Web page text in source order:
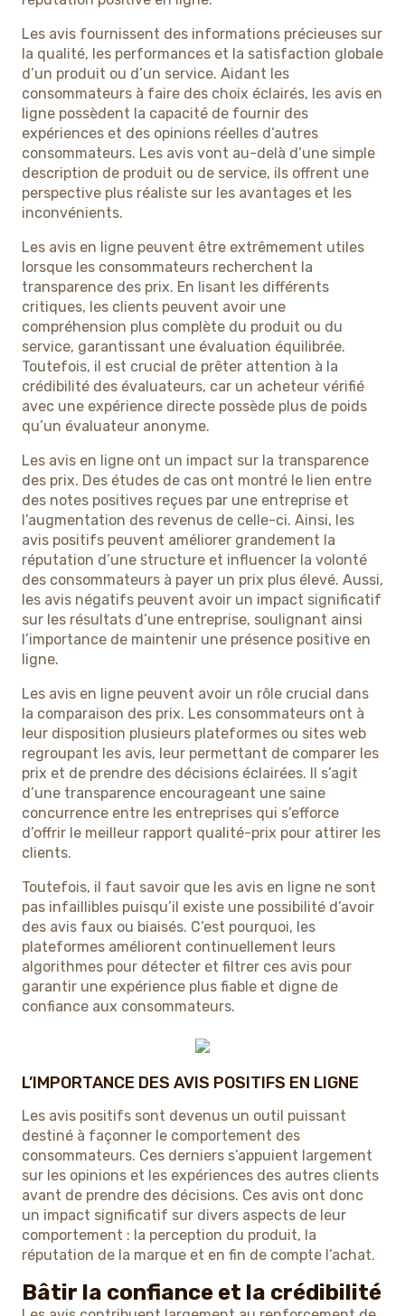
Les avis fournissent des informations précieuses sur
la qualité, les performances et la satisfaction globale
d’un produit ou d’un service. Aidant les
consommateurs à faire des choix éclairés, les avis en
ligne possèdent la capacité de fournir des
expériences et des opinions réelles d’autres
consommateurs. Les avis vont au-delà d’une simple
description de produit ou de service, ils offrent une
perspective plus réaliste sur les avantages et les
inconvénients.
Les avis en ligne peuvent être extrêmement utiles
lorsque les consommateurs recherchent la
transparence des prix. En lisant les différents
critiques, les clients peuvent avoir une
compréhension plus complète du produit ou du
service, garantissant une évaluation équilibrée.
Toutefois, il est crucial de prêter attention à la
crédibilité des évaluateurs, car un acheteur vérifié
avec une expérience directe possède plus de poids
qu’un évaluateur anonyme.
Les avis en ligne ont un impact sur la transparence
des prix. Des études de cas ont montré le lien entre
des notes positives reçues par une entreprise et
l’augmentation des revenus de celle-ci. Ainsi, les
avis positifs peuvent améliorer grandement la
réputation d’une structure et influencer la volonté
des consommateurs à payer un prix plus élevé. Aussi,
les avis négatifs peuvent avoir un impact significatif
sur les résultats d’une entreprise, soulignant ainsi
l’importance de maintenir une présence positive en
ligne.
Les avis en ligne peuvent avoir un rôle crucial dans
la comparaison des prix. Les consommateurs ont à
leur disposition plusieurs plateformes ou sites web
regroupant les avis, leur permettant de comparer les
prix et de prendre des décisions éclairées. Il s’agit
d’une transparence encourageant une saine
concurrence entre les entreprises qui s’efforce
d’offrir le meilleur rapport qualité-prix pour attirer les
clients.
Toutefois, il faut savoir que les avis en ligne ne sont
pas infaillibles puisqu’il existe une possibilité d’avoir
des avis faux ou biaisés. C’est pourquoi, les
plateformes améliorent continuellement leurs
algorithmes pour détecter et filtrer ces avis pour
garantir une expérience plus fiable et digne de
confiance aux consommateurs.
L’IMPORTANCE DES AVIS POSITIFS EN LIGNE
Les avis positifs sont devenus un outil puissant
destiné à façonner le comportement des
consommateurs. Ces derniers s’appuient largement
sur les opinions et les expériences des autres clients
avant de prendre des décisions. Ces avis ont donc
un impact significatif sur divers aspects de leur
comportement : la perception du produit, la
réputation de la marque et en fin de compte l’achat.
Bâtir la confiance et la crédibilité